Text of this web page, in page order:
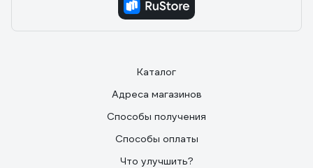
Каталог
Адреса магазинов
Способы получения
Способы оплаты
Что улучшить?